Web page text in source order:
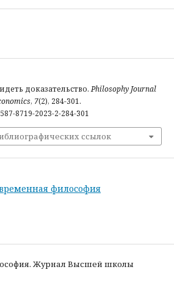
доказательство.Philosophy Journal
, 7(2), 284-301.
8719-2023-2-284-301
ссылок
философия
Журнал Высшей школы